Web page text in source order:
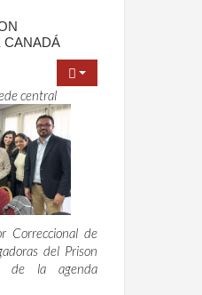
CANADÁ
central
Correccional de
del Prison
de la agenda